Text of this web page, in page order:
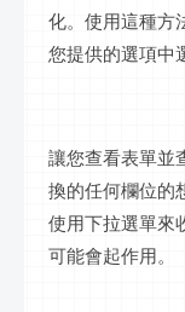
化。使用這種方
您提供的選項中
讓您查看表單並
換的任何欄位的
使用下拉選單來
可能會起作用。